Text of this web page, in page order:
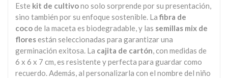
Este kit de cultivono solo sorprende por su presentación,
sino también por su enfoque sostenible. Lafibra de
cocode la maceta es biodegradable, y las semillas mix de
floresestán seleccionadas para garantizar una
germinación exitosa. La cajita de cartón, con medidas de
6 x 6 x 7 cm, es resistente y perfecta para guardar como
recuerdo. Además, al personalizarla con el nombre del niño